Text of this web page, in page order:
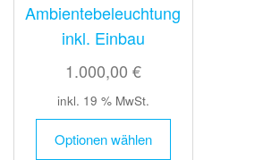
Ambientebeleuchtung
inkl. Einbau
1.000,00 €
inkl. 19 % MwSt.
Optionen wählen